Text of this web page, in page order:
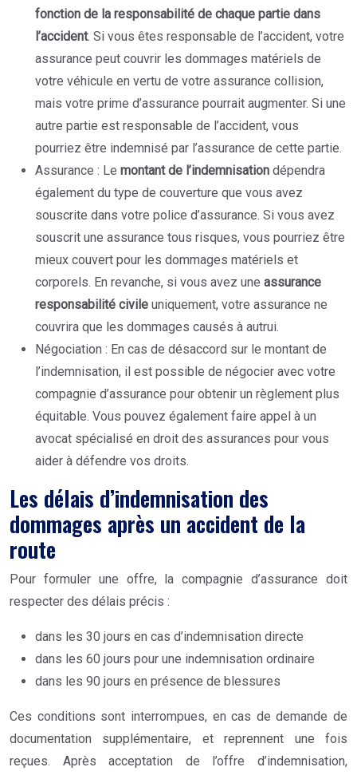
fonction de la responsabilité de chaque partie dans
l’accident. Si vous êtes responsable de l’accident, votre
assurance peut couvrir les dommages matériels de
votre véhicule en vertu de votre assurance collision,
mais votre prime d’assurance pourrait augmenter. Si une
autre partie est responsable de l’accident, vous
pourriez être indemnisé par l’assurance de cette partie.
Assurance : Le montant de l’indemnisation dépendra
également du type de couverture que vous avez
souscrite dans votre police d’assurance. Si vous avez
souscrit une assurance tous risques, vous pourriez être
mieux couvert pour les dommages matériels et
corporels. En revanche, si vous avez une assurance
responsabilité civile uniquement, votre assurance ne
couvrira que les dommages causés à autrui.
Négociation : En cas de désaccord sur le montant de
l’indemnisation, il est possible de négocier avec votre
compagnie d’assurance pour obtenir un règlement plus
équitable. Vous pouvez également faire appel à un
avocat spécialisé en droit des assurances pour vous
aider à défendre vos droits.
Les délais d’indemnisation des
dommages après un accident de la
route
Pour formuler une offre, la compagnie d’assurance doit
respecter des délais précis :
dans les 30 jours en cas d’indemnisation directe
dans les 60 jours pour une indemnisation ordinaire
dans les 90 jours en présence de blessures
Ces conditions sont interrompues, en cas de demande de
documentation supplémentaire, et reprennent une fois
reçues. Après acceptation de l’offre d’indemnisation,